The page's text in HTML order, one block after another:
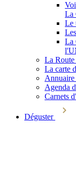
La
Le
La
La Route
La carte
Annuaire
Agenda
Carnets
Déguster